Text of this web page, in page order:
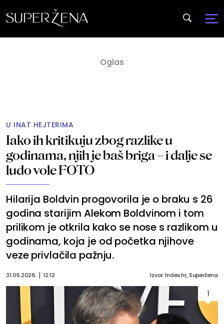
U INAT HEJTERIMA
Iako ih kritikuju zbog razlike u
godinama, njih je baš briga – i dalje se
ludo vole FOTO
Hilarija Boldvin progovorila je o braku s 26
godina starijim Alekom Boldvinom i tom
prilikom je otkrila kako se nose s razlikom u
godinama, koja je od početka njihove
veze privlačila pažnju.
31.05.2026. 12:12 Izvor: Index.hr, Superžena
1